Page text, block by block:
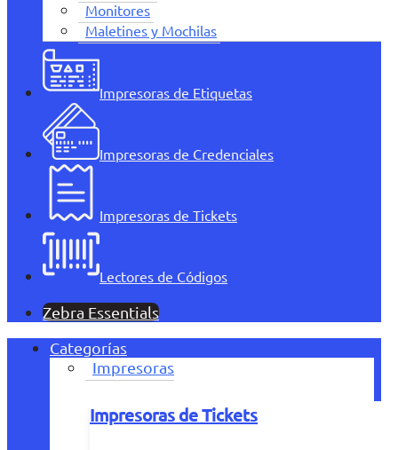
Monitores
Maletines y Mochilas
Impresoras de Etiquetas
Impresoras de Credenciales
Impresoras de Tickets
Lectores de Códigos
Zebra Essentials
Categorías
Impresoras
Impresoras de Tickets